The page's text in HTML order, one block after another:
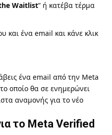
Waitlist” ή κατέβα τέρμα
και ένα email και κάνε κλικ
ένα email από την Meta
οποίο θα σε ενημερώνει
αναμονής για το νέο
το Meta Verified